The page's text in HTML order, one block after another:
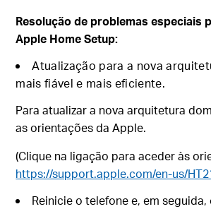
Resolução de problemas especiais
Apple Home Setup:
Atualização para a nova
mais fiável e mais eficiente.
Para atualizar a nova arquitetura
as orientações da Apple.
(Clique na ligação para aceder às
https://support.apple.com/en-us/
Reinicie o telefone e, em seguida,